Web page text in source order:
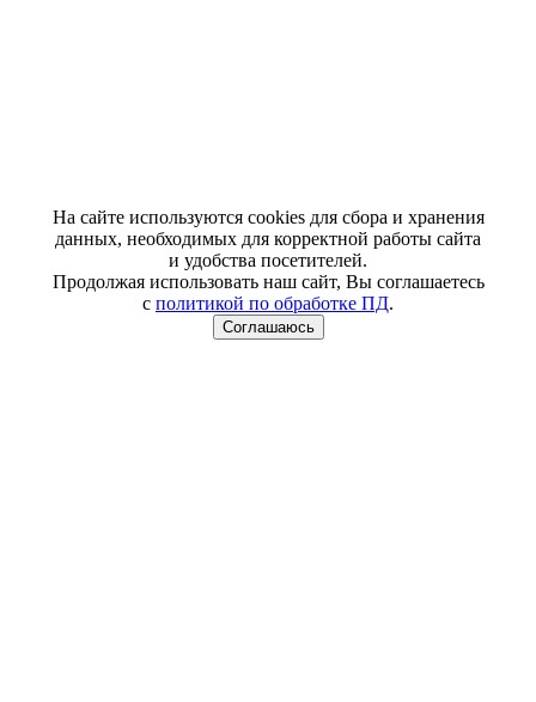
На сайте используются cookies для сбора и хранения
данных, необходимых для корректной работы сайта
и удобства посетителей.
Продолжая использовать наш сайт, Вы соглашаетесь
с политикой по обработке ПД.
Соглашаюсь